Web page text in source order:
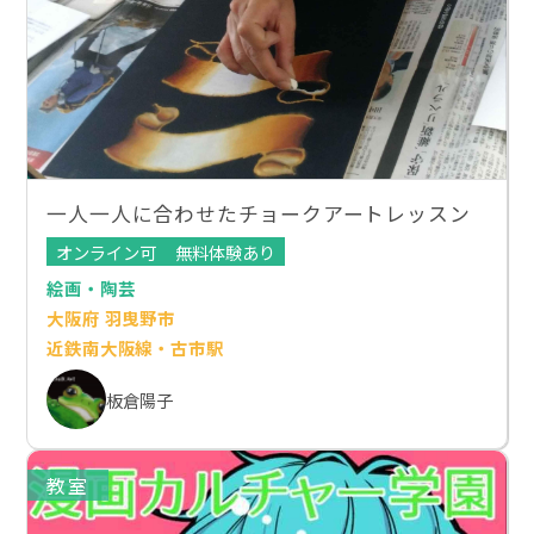
一人一人に合わせたチョークアートレッスン
オンライン可
無料体験あり
絵画・陶芸
大阪府 羽曳野市
近鉄南大阪線・古市駅
板倉陽子
教室